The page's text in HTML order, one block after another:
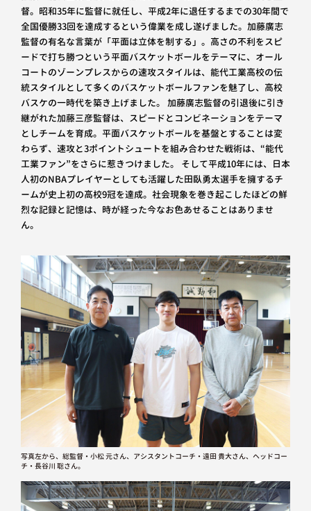
督。昭和35年に監督に就任し、平成2年に退任するまでの30年間で
全国優勝33回を達成するという偉業を成し遂げました。加藤廣志
監督の有名な言葉が「平面は立体を制する」。高さの不利をスピ
ードで打ち勝つという平面バスケットボールをテーマに、オール
コートのゾーンプレスからの速攻スタイルは、能代工業高校の伝
統スタイルとして多くのバスケットボールファンを魅了し、高校
バスケの一時代を築き上げました。 加藤廣志監督の引退後に引き
継がれた加藤三彦監督は、スピードとコンビネーションをテーマ
としチームを育成。平面バスケットボールを基盤とすることは変
わらず、速攻と3ポイントシュートを組み合わせた戦術は、“能代
工業ファン”をさらに惹きつけました。 そして平成10年には、日本
人初のNBAプレイヤーとしても活躍した田臥勇太選手を擁するチ
ームが史上初の高校9冠を達成。社会現象を巻き起こしたほどの鮮
烈な記録と記憶は、時が経った今なお色あせることはありませ
ん。
写真左から、総監督・小松 元さん、アシスタントコーチ・遠田 貴大さん、ヘッドコー
チ・長谷川 聡さん。